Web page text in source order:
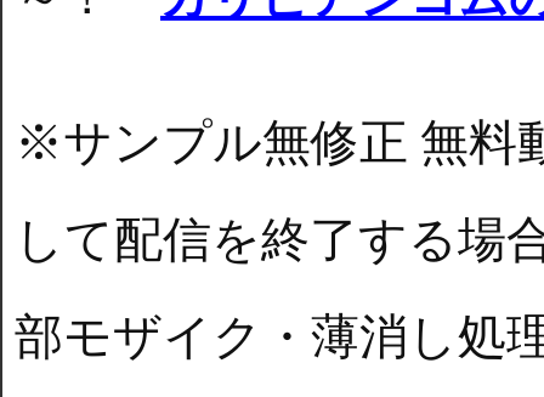
※サンプル無修正 無料
して配信を終了する
部モザイク・薄消し処